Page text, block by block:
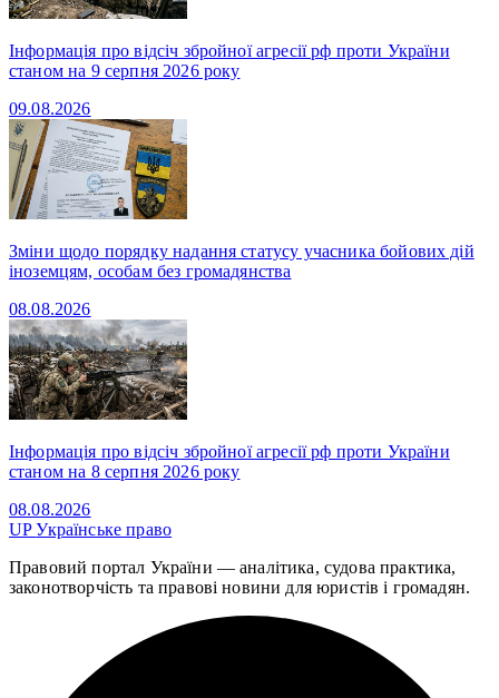
Інформація про відсіч збройної агресії рф проти України
станом на 9 серпня 2026 року
09.08.2026
Зміни щодо порядку надання статусу учасника бойових дій
іноземцям, особам без громадянства
08.08.2026
Інформація про відсіч збройної агресії рф проти України
станом на 8 серпня 2026 року
08.08.2026
UPУкраїнське право
Правовий портал України — аналітика, судова практика,
законотворчість та правові новини для юристів і громадян.